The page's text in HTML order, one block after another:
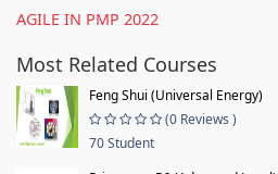
AGILE IN PMP 2022
Most Related Courses
Feng Shui (Universal Energy)
(0 Reviews )
70 Student